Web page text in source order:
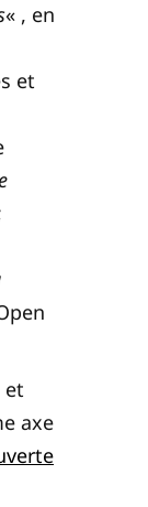
« , en
et
et
axe